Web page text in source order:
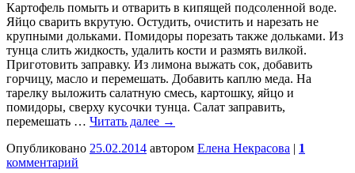
Картофель помыть и отварить в кипящей подсоленной воде.
Яйцо сварить вкрутую. Остудить, очистить и нарезать не
крупными дольками. Помидоры порезать также дольками. Из
тунца слить жидкость, удалить кости и размять вилкой.
Приготовить заправку. Из лимона выжать сок, добавить
горчицу, масло и перемешать. Добавить каплю меда. На
тарелку выложить салатную смесь, картошку, яйцо и
помидоры, сверху кусочки тунца. Салат заправить,
перемешать … Читать далее →
Опубликовано 25.02.2014 автором Елена Некрасова | 1
комментарий